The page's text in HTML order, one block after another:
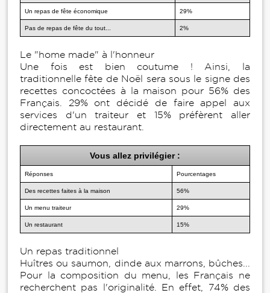
Un repas de fête économique 29%
Pas de repas de fête du tout... 2%
Le "home made" à l'honneur
Une fois est bien coutume ! Ainsi, la
traditionnelle fête de Noël sera sous le signe des
recettes concoctées à la maison pour 56% des
Français. 29% ont décidé de faire appel aux
services d'un traiteur et 15% préfèrent aller
directement au restaurant.
Vous allez privilégier :
Réponses Pourcentages
Des recettes faites à la maison 56%
Un menu traiteur 29%
Un restaurant 15%
Un repas traditionnel
Huîtres ou saumon, dinde aux marrons, bûches...
Pour la composition du menu, les Français ne
recherchent pas l'originalité. En effet, 74% des